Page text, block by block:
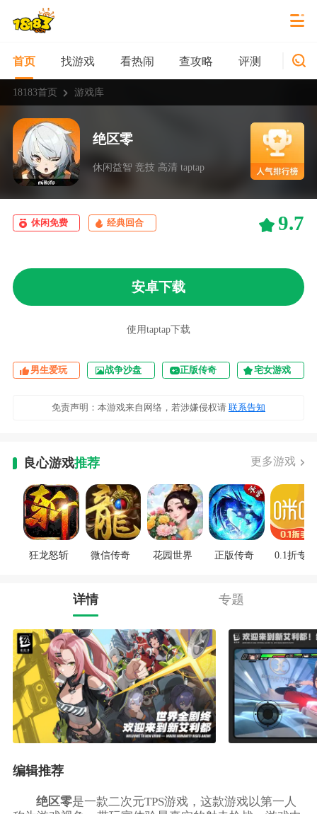
首页 找游戏 看热闹 查攻略 评测 新游
18183首页 游戏库
绝区零
休闲益智 竞技 高清 taptap
休闲免费 经典回合 9.7
安卓下载
使用taptap下载
男生爱玩 战争沙盘 正版传奇 宅女游戏
免责声明：本游戏来自网络，若涉嫌侵权请 联系告知
良心游戏推荐 更多游戏
狂龙怒斩 微信传奇 花园世界 正版传奇 0.1折专区
详情 专题
编辑推荐
绝区零是一款二次元TPS游戏，这款游戏以第一人